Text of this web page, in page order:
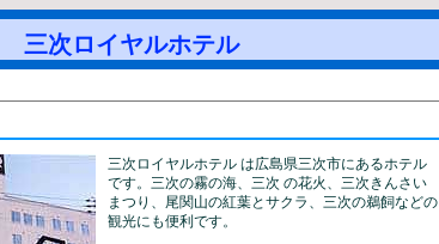
三次ロイヤルホテル
三次ロイヤルホテル は広島県三次市にあるホテル
です。三次の霧の海、三次 の花火、三次きんさい
まつり、尾関山の紅葉とサクラ、三次の鵜飼などの
観光にも便利です。